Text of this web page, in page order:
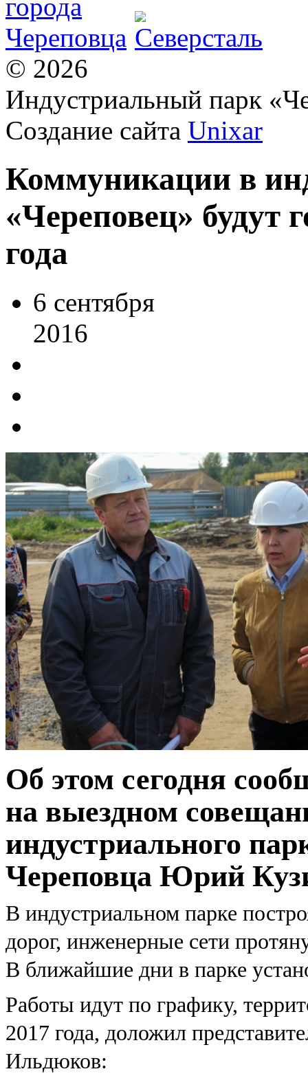
© 2026
Индустриальный парк
Создание сайта Unixar
Коммуникации в
«Череповец» будут
года
6 сентября
2016
Об этом сегодня
на выездном
индустриального
Череповца Юрий
В индустриальном парке
дорог, инженерные сети
В ближайшие дни в парке
Работы идут по графику,
2017 года, доложил
Ильдюков: